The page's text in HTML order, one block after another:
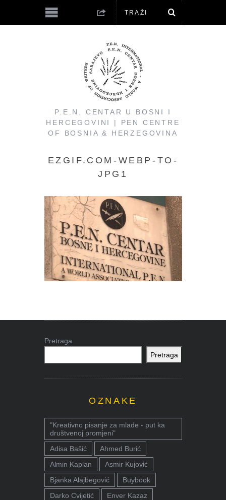
P.E.N. CENTAR U BOSNI I
HERCEGOVINI | PEN CENTRE
OF BOSNIA & HERZEGOVINA
EZGIF.COM-WEBP-TO-
JPG1
Pretraga
Pretraga
OZNAKE
"Kreativno pisanje za mlade - put ka
društvenoj promjeni"
Adisa Bašić
Ahmed Burić
Almin Kaplan
Asmir Kujović
Bjanka Alajbegović
Buybook
Darko Cvijetić
Enver Kazaz